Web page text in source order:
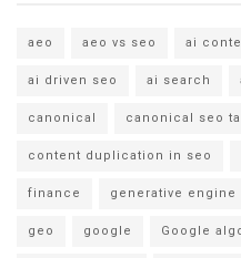
aeo aeo vs seo ai
ai driven seo ai search
canonical canonical seo
content duplication in seo
finance generative engine
geo google Google